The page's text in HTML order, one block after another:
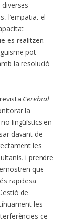
l’empatia, el
es realitzen.
pot
la resolució
Cerebral
la
lingüístics en
davant de
les
i prendre
que
rapidesa
de
les
de